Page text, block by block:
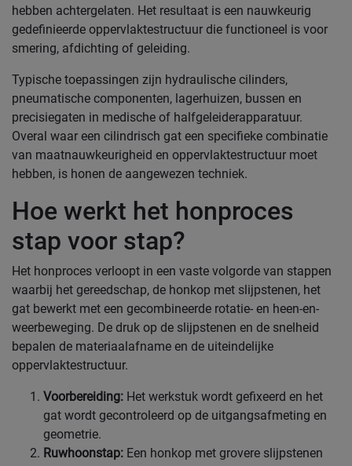
hebben achtergelaten. Het resultaat is een nauwkeurig
gedefinieerde oppervlaktestructuur die functioneel is voor
smering, afdichting of geleiding.
Typische toepassingen zijn hydraulische cilinders,
pneumatische componenten, lagerhuizen, bussen en
precisiegaten in medische of halfgeleiderapparatuur.
Overal waar een cilindrisch gat een specifieke combinatie
van maatnauwkeurigheid en oppervlaktestructuur moet
hebben, is honen de aangewezen techniek.
Hoe werkt het honproces
stap voor stap?
Het honproces verloopt in een vaste volgorde van stappen
waarbij het gereedschap, de honkop met slijpstenen, het
gat bewerkt met een gecombineerde rotatie- en heen-en-
weerbeweging. De druk op de slijpstenen en de snelheid
bepalen de materiaalafname en de uiteindelijke
oppervlaktestructuur.
Voorbereiding: Het werkstuk wordt gefixeerd en het
gat wordt gecontroleerd op de uitgangsafmeting en
geometrie.
Ruwhoonstap: Een honkop met grovere slijpstenen